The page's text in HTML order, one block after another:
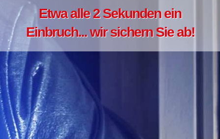
Etwa alle 2 Sekunden ein
Einbruch... wir sichern Sie ab!